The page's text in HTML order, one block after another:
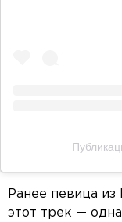
Ранее певица из
этот трек —